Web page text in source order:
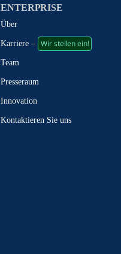
ENTERPRISE
Über
Karriere – Wir stellen ein!
Team
Presseraum
Innovation
Kontaktieren Sie uns